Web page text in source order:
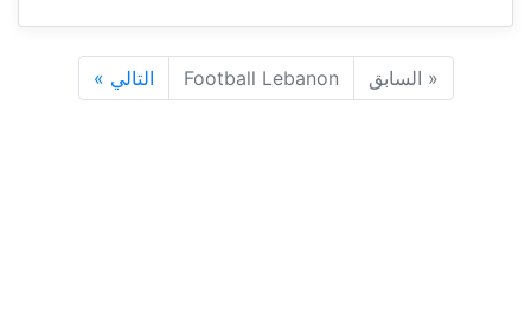
« السابق Football Lebanon التالي »